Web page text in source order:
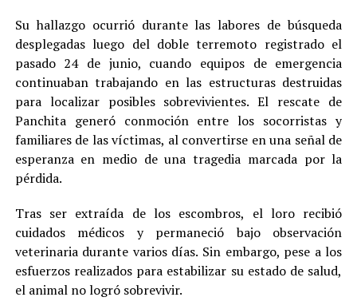
Su hallazgo ocurrió durante las labores de búsqueda
desplegadas luego del doble terremoto registrado el
pasado 24 de junio, cuando equipos de emergencia
continuaban trabajando en las estructuras destruidas
para localizar posibles sobrevivientes. El rescate de
Panchita generó conmoción entre los socorristas y
familiares de las víctimas, al convertirse en una señal de
esperanza en medio de una tragedia marcada por la
pérdida.
Tras ser extraída de los escombros, el loro recibió
cuidados médicos y permaneció bajo observación
veterinaria durante varios días. Sin embargo, pese a los
esfuerzos realizados para estabilizar su estado de salud,
el animal no logró sobrevivir.